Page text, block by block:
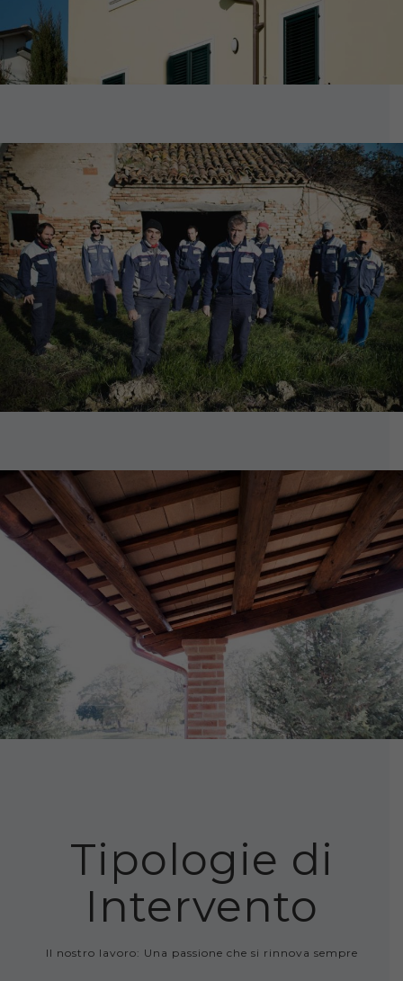
Tipologie di
Intervento
Il nostro lavoro: Una passione che si rinnova sempre